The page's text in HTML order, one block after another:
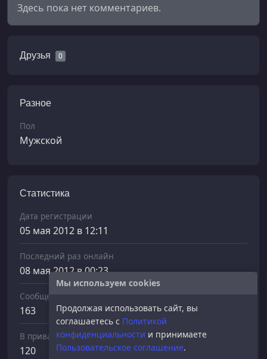
Здесь пока нет комментариев.
Друзья 0
Разное
Пол
Мужской
Статистика
Дата регистрации
05 мая 2012 в 12:11
Последний раз онлайн
08 мая 2012 в 00:23
Сообщений отправлено
163
В приват
120
Мы используем cookies
Продолжая использовать сайт, вы
соглашаетесь с Политикой
конфиденциальности и принимаете
Пользовательское соглашение.